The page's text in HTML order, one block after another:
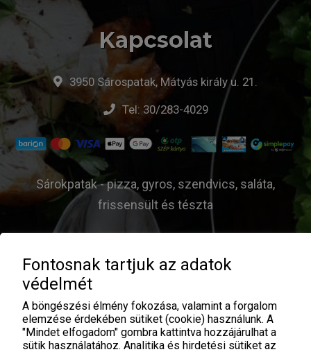
Kapcsolat
3950 Sárospatak, Mátyás király u. 21.
Tel: 30/283-4029
Sárokpatak - pizza, gyros, szendvics, saláta,
frissensült és tészta
© El Bundi Pizzéria - 2026 |
Fontosnak tartjuk az adatok
védelmét
A böngészési élmény fokozása, valamint a forgalom
elemzése érdekében sütiket (cookie) használunk. A
"Mindet elfogadom" gombra kattintva hozzájárulhat a
sütik használatához. Analitika és hirdetési sütiket az